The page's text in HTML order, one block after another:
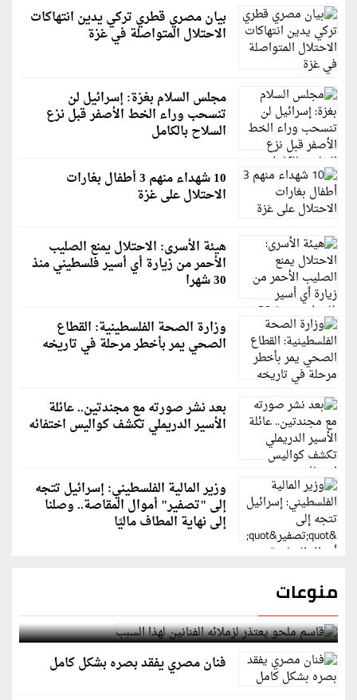
بيان مصري قطري تركي يدين انتهاكات
الاحتلال المتواصلة في غزة
مجلس السلام بغزة: إسرائيل لن
تنسحب وراء الخط الأصفر قبل نزع
السلاح بالكامل
10 شهداء منهم 3 أطفال بغارات
الاحتلال على غزة
هيئة الأسرى: الاحتلال يمنع الصليب
الأحمر من زيارة أي أسير فلسطيني منذ
30 شهرا
وزارة الصحة الفلسطينية: القطاع
الصحي يمر بأخطر مرحلة في تاريخه
بعد نشر صورته مع مجندتين.. عائلة
الأسير الدريملي تكشف كواليس اختفائه
وزير المالية الفلسطيني: إسرائيل تتجه
إلى "تصفير" أموال المقاصة.. وصلنا
إلى نهاية المطاف ماليًا
منوعات
قاسم ملحو يعتذر لزملائه الفنانين لهذا السبب
فنان مصري يفقد بصره بشكل كامل